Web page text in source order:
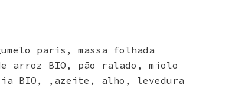
paris, massa folhada
arroz BIO, pão ralado, miolo
BIO, ,azeite, alho, levedura